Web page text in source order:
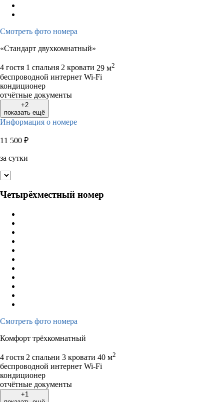
Смотреть фото номера
«Стандарт двухкомнатный»
4 гостя 1 спальня 2 кровати 29 м2
беспроводной интернет Wi-Fi
кондиционер
отчётные документы
+2
показать ещё
Информация о номере
11 500 ₽
за сутки
Четырёхместный номер
Смотреть фото номера
Комфорт трёхкомнатный
4 гостя 2 спальни 3 кровати 40 м2
беспроводной интернет Wi-Fi
кондиционер
отчётные документы
+1